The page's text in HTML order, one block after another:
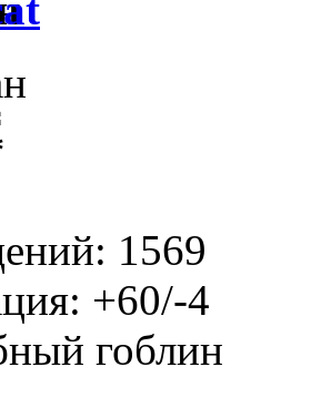
1569
+60/-4
гоблин